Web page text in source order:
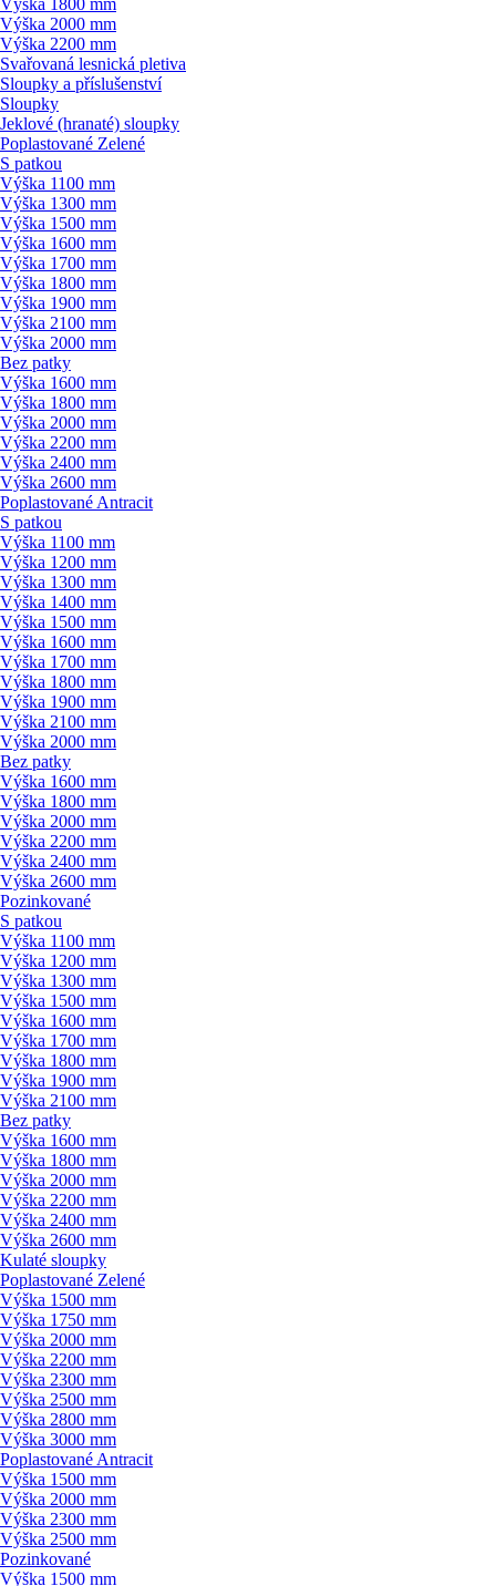
Výška 1800 mm
Výška 2000 mm
Výška 2200 mm
Svařovaná lesnická pletiva
Sloupky a příslušenství
Sloupky
Jeklové (hranaté) sloupky
Poplastované Zelené
S patkou
Výška 1100 mm
Výška 1300 mm
Výška 1500 mm
Výška 1600 mm
Výška 1700 mm
Výška 1800 mm
Výška 1900 mm
Výška 2100 mm
Výška 2000 mm
Bez patky
Výška 1600 mm
Výška 1800 mm
Výška 2000 mm
Výška 2200 mm
Výška 2400 mm
Výška 2600 mm
Poplastované Antracit
S patkou
Výška 1100 mm
Výška 1200 mm
Výška 1300 mm
Výška 1400 mm
Výška 1500 mm
Výška 1600 mm
Výška 1700 mm
Výška 1800 mm
Výška 1900 mm
Výška 2100 mm
Výška 2000 mm
Bez patky
Výška 1600 mm
Výška 1800 mm
Výška 2000 mm
Výška 2200 mm
Výška 2400 mm
Výška 2600 mm
Pozinkované
S patkou
Výška 1100 mm
Výška 1200 mm
Výška 1300 mm
Výška 1500 mm
Výška 1600 mm
Výška 1700 mm
Výška 1800 mm
Výška 1900 mm
Výška 2100 mm
Bez patky
Výška 1600 mm
Výška 1800 mm
Výška 2000 mm
Výška 2200 mm
Výška 2400 mm
Výška 2600 mm
Kulaté sloupky
Poplastované Zelené
Výška 1500 mm
Výška 1750 mm
Výška 2000 mm
Výška 2200 mm
Výška 2300 mm
Výška 2500 mm
Výška 2800 mm
Výška 3000 mm
Poplastované Antracit
Výška 1500 mm
Výška 2000 mm
Výška 2300 mm
Výška 2500 mm
Pozinkované
Výška 1500 mm